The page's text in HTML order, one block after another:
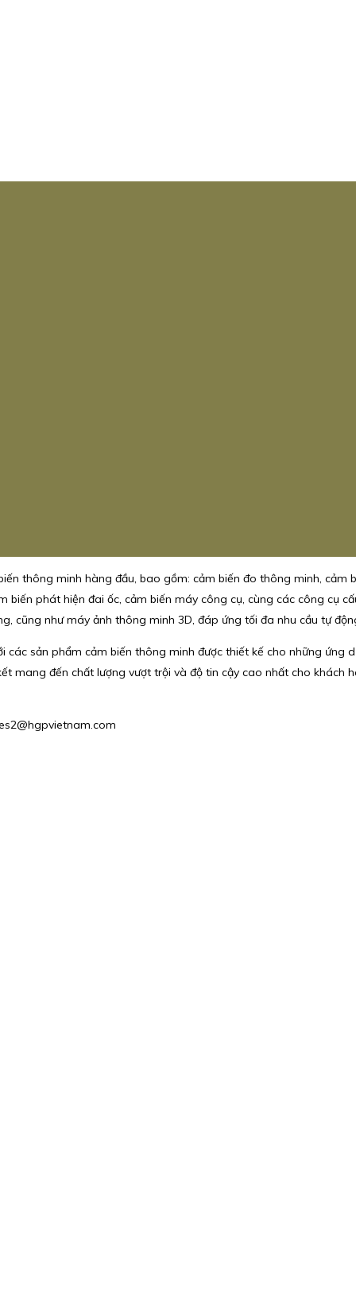
thông minh hàng đầu, bao gồm: cảm biến đo thông minh, cảm
biến phát hiện đai ốc, cảm biến máy công cụ, cùng các công cụ
cũng như máy ảnh thông minh 3D, đáp ứng tối đa nhu cầu tự
sản phẩm cảm biến thông minh được thiết kế cho những
mang đến chất lượng vượt trội và độ tin cậy cao nhất cho khách